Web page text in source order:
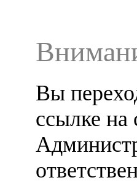
Вы
ссылке на